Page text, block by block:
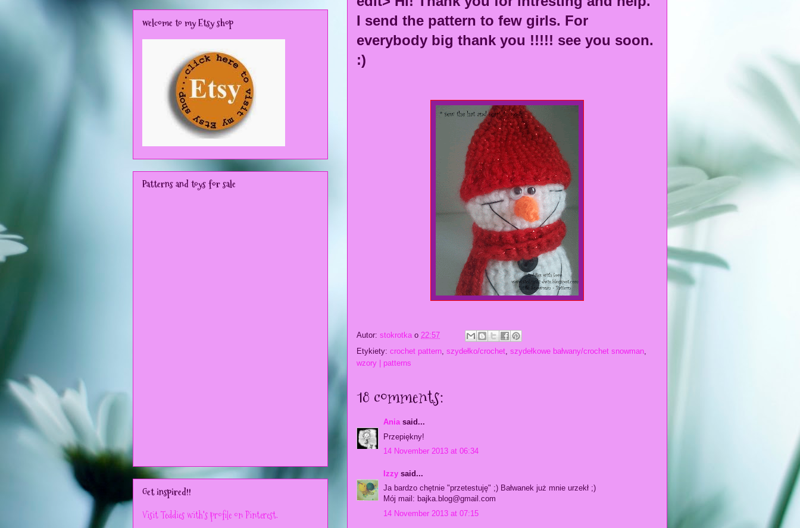
I send the pattern to few girls. For
everybody big thank you !!!!! see you soon.
:)
Autor: stokrotka o 22:57
Etykiety: crochet pattern, szydełko/crochet, szydełkowe bałwany/crochet snowman,
wzory | patterns
18 comments:
Aniasaid...
Przepiękny!
14 November 2013 at 06:34
Izzy said...
Ja bardzo chętnie "przetestuję" ;) Bałwanek już mnie urzekł ;)
Mój mail: bajka.blog@gmail.com
14 November 2013 at 07:15
welcome to my Etsy shop
Patterns and toys for sale
Get inspired!!
Visit Teddies with's profile on Pinterest.